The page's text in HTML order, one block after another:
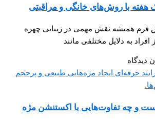
هفته با روش‌های خانگی و مراقبتی
فرم همیشه نقش مهمی در زیبایی چهره
افراد به دلایل مختلفی مانند
دیدگاه
و چه تفاوت‌هایی با اکستنشن مژه